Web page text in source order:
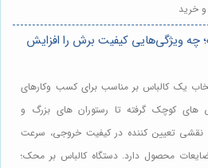
خرید
چه ویژگی‌هایی کیفیت برش را افزایش
یک کالباس بر مناسب برای کسب وکارهای
های کوچک گرفته تا رستوران های بزرگ و
نقشی تعیین کننده در کیفیت خروجی، سرعت
محصول دارد. دستگاه کالباس بر محک؛